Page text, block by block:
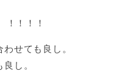
！！！
せても良し。
し。